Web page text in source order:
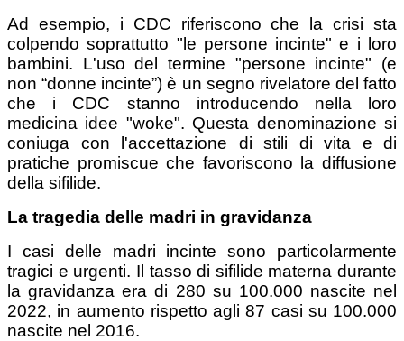
Ad esempio, i CDC riferiscono che la crisi sta
colpendo soprattutto "le persone incinte" e i loro
bambini. L'uso del termine "persone incinte" (e
non “donne incinte”) è un segno rivelatore del fatto
che i CDC stanno introducendo nella loro
medicina idee "woke". Questa denominazione si
coniuga con l'accettazione di stili di vita e di
pratiche promiscue che favoriscono la diffusione
della sifilide.
La tragedia delle madri in gravidanza
I casi delle madri incinte sono particolarmente
tragici e urgenti. Il tasso di sifilide materna durante
la gravidanza era di 280 su 100.000 nascite nel
2022, in aumento rispetto agli 87 casi su 100.000
nascite nel 2016.